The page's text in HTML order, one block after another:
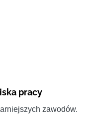
pracy
zawodów.